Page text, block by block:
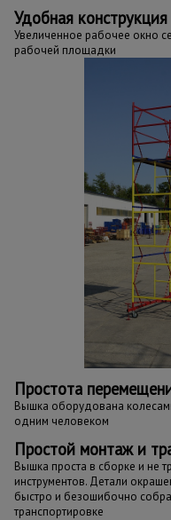
Удобная конструкция
Увеличенное рабочее окно
рабочей площадки
Простота
Вышка оборудована
одним человеком
Простой монтаж и
Вышка проста в сборке и не
инструментов. Детали
быстро и безошибочно
транспортировке